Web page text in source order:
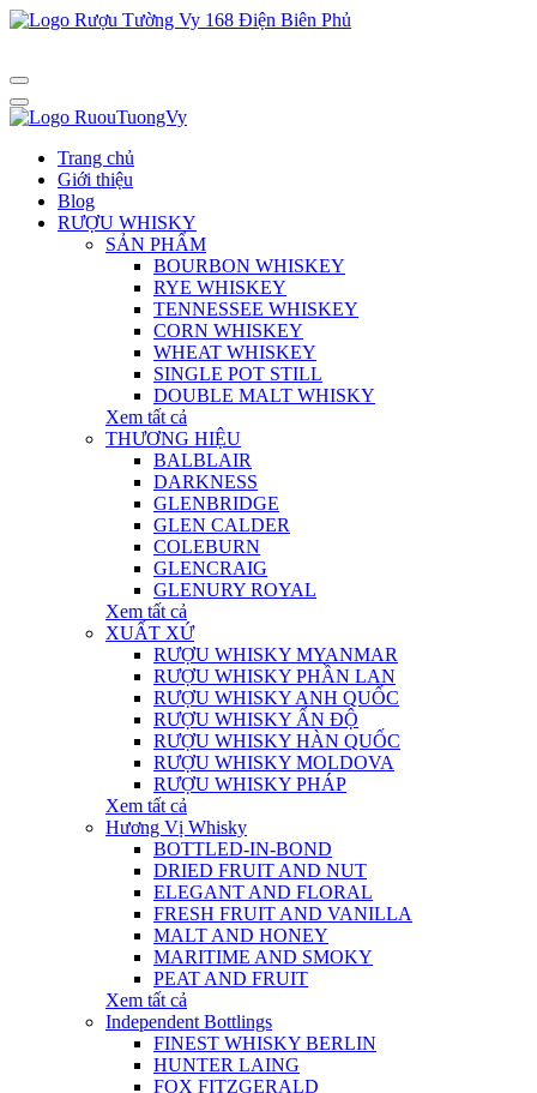
Trang chủ
Giới thiệu
Blog
RƯỢU WHISKY
SẢN PHẨM
BOURBON WHISKEY
RYE WHISKEY
TENNESSEE WHISKEY
CORN WHISKEY
WHEAT WHISKEY
SINGLE POT STILL
DOUBLE MALT WHISKY
Xem tất cả
THƯƠNG HIỆU
BALBLAIR
DARKNESS
GLENBRIDGE
GLEN CALDER
COLEBURN
GLENCRAIG
GLENURY ROYAL
Xem tất cả
XUẤT XỨ
RƯỢU WHISKY MYANMAR
RƯỢU WHISKY PHẦN LAN
RƯỢU WHISKY ANH QUỐC
RƯỢU WHISKY ẤN ĐỘ
RƯỢU WHISKY HÀN QUỐC
RƯỢU WHISKY MOLDOVA
RƯỢU WHISKY PHÁP
Xem tất cả
Hương Vị Whisky
BOTTLED-IN-BOND
DRIED FRUIT AND NUT
ELEGANT AND FLORAL
FRESH FRUIT AND VANILLA
MALT AND HONEY
MARITIME AND SMOKY
PEAT AND FRUIT
Xem tất cả
Independent Bottlings
FINEST WHISKY BERLIN
HUNTER LAING
FOX FITZGERALD